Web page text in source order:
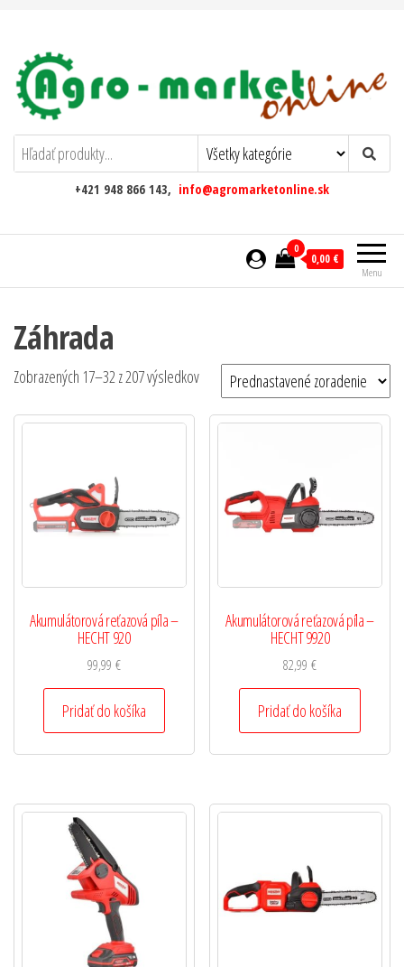
AgromarketOnline
+421 948 866 143, info@agromarketonline.sk
Menu
0
0,00 €
Záhrada
Zobrazených 17–32 z 207 výsledkov
Akumulátorová reťazová píla –
HECHT 920
99,99 €
Pridať do košíka
Akumulátorová reťazová píla –
HECHT 9920
82,99€
Pridať do košíka